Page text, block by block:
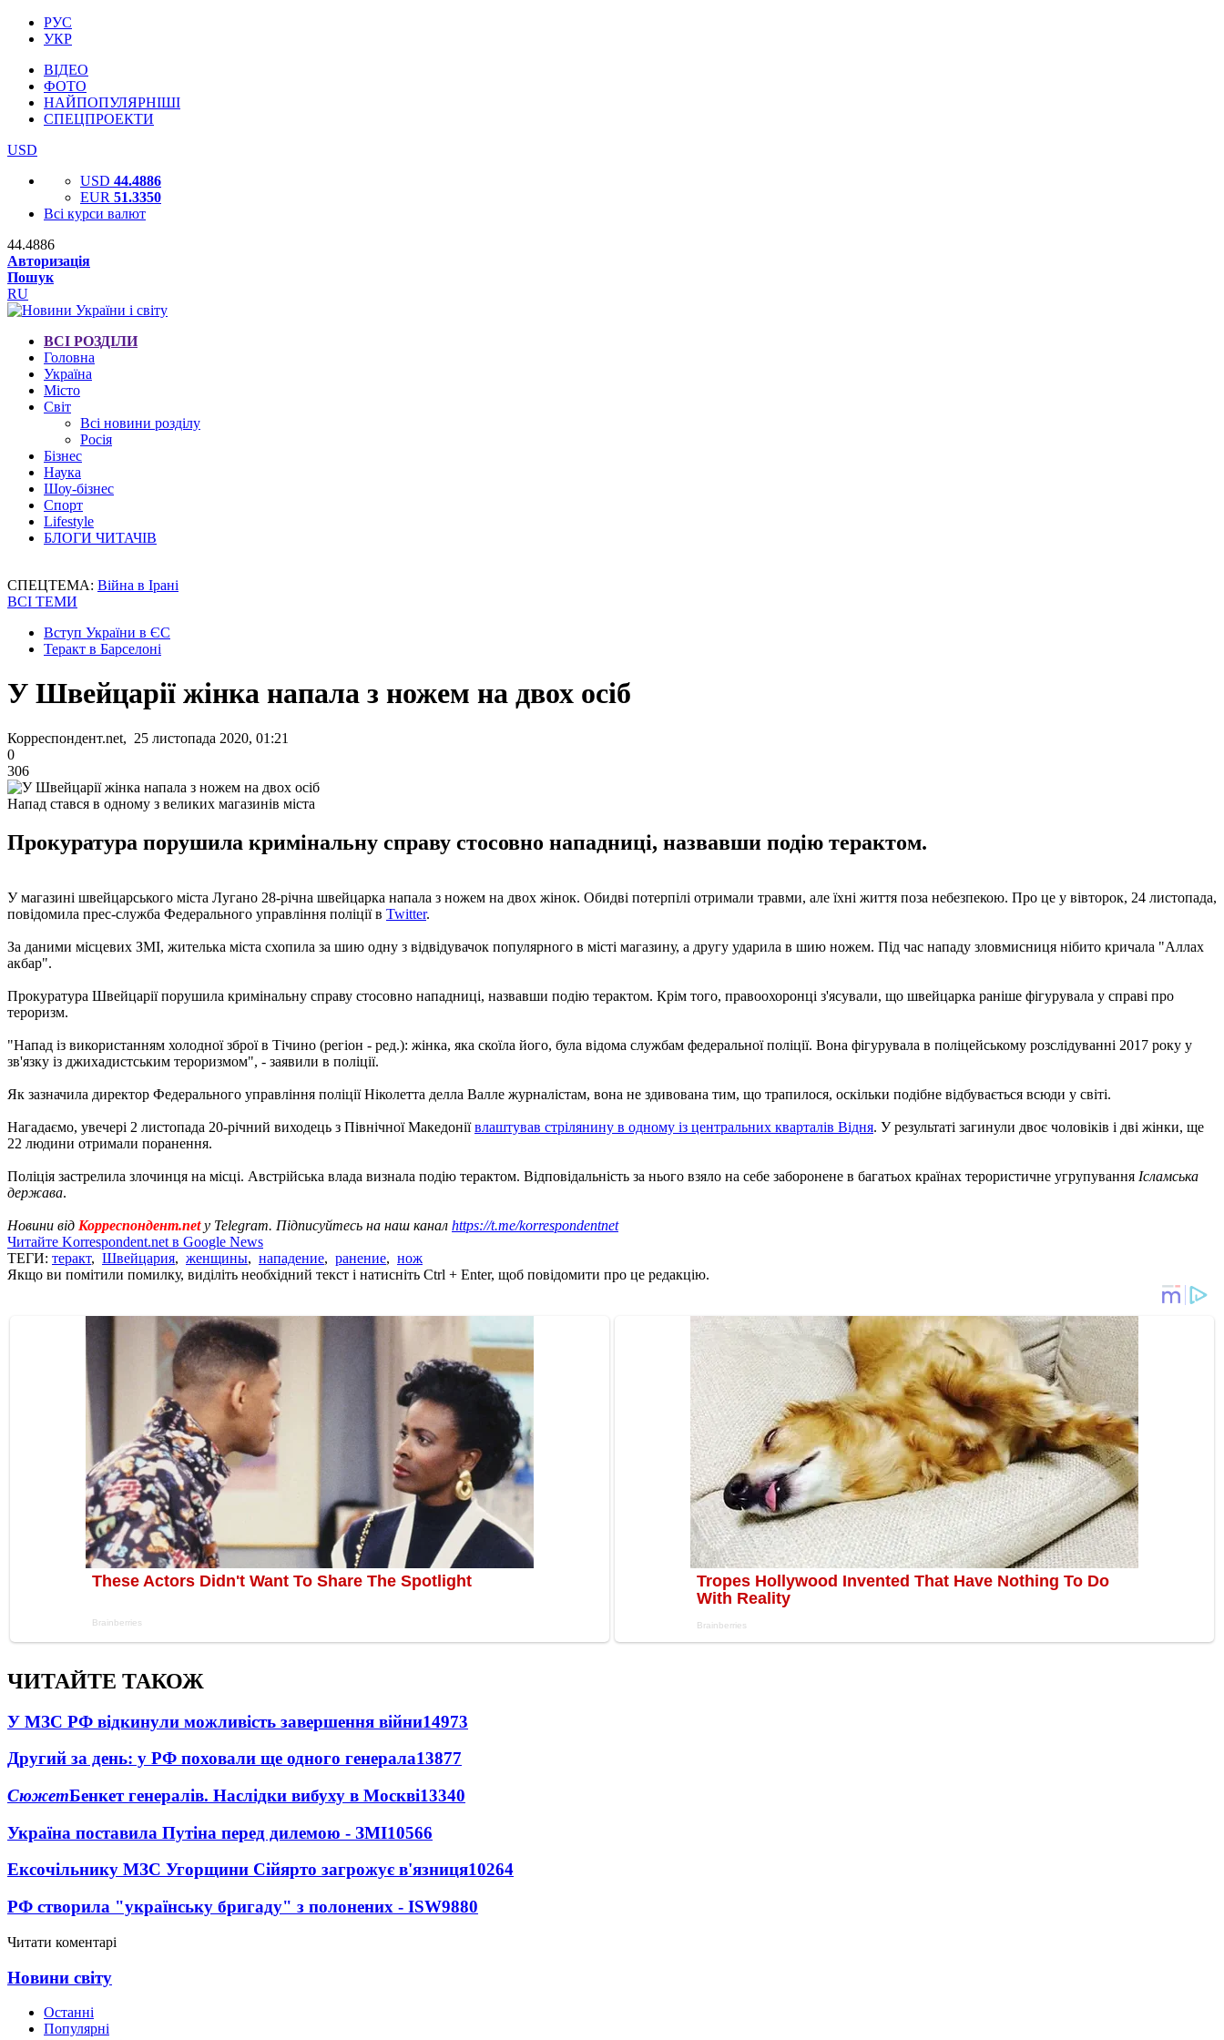
РУС
УКР
ВІДЕО
ФОТО
НАЙПОПУЛЯРНІШІ
СПЕЦПРОЕКТИ
USD
USD 44.4886
EUR 51.3350
Всі курси валют
44.4886
Авторизація
Пошук
RU
ВСІ РОЗДІЛИ
Головна
Україна
Місто
Світ
Всі новини розділу
Росія
Бізнес
Наука
Шоу-бізнес
Спорт
Lifestyle
БЛОГИ ЧИТАЧІВ
СПЕЦТЕМА: Війна в Ірані
ВСІ ТЕМИ
Вступ України в ЄС
Теракт в Барселоні
У Швейцарії жінка напала з ножем на двох осіб
Корреспондент.net, 25 листопада 2020, 01:21
0
306
Напад стався в одному з великих магазинів міста
Прокуратура порушила кримінальну справу стосовно нападниці, назвавши подію терактом.
У магазині швейцарського міста Лугано 28-річна швейцарка напала з ножем на двох жінок. Обидві потерпілі отримали травми, але їхні життя поза небезпекою. Про це у вівторок, 24 листопада,
повідомила прес-служба Федерального управління поліції в Twitter.
За даними місцевих ЗМІ, жителька міста схопила за шию одну з відвідувачок популярного в місті магазину, а другу ударила в шию ножем. Під час нападу зловмисниця нібито кричала "Аллах
акбар".
Прокуратура Швейцарії порушила кримінальну справу стосовно нападниці, назвавши подію терактом. Крім того, правоохоронці з'ясували, що швейцарка раніше фігурувала у справі про
тероризм.
"Напад із використанням холодної зброї в Тічино (регіон - ред.): жінка, яка скоїла його, була відома службам федеральної поліції. Вона фігурувала в поліцейському розслідуванні 2017 року у
зв'язку із джихадистським тероризмом", - заявили в поліції.
Як зазначила директор Федерального управління поліції Ніколетта делла Валле журналістам, вона не здивована тим, що трапилося, оскільки подібне відбувається всюди у світі.
Нагадаємо, увечері 2 листопада 20-річний виходець з Північної Македоніївлаштував стрілянину в одному із центральних кварталів Відня. У результаті загинули двоє чоловіків і дві жінки, ще
22 людини отримали поранення.
Поліція застрелила злочинця на місці. Австрійська влада визнала подію терактом. Відповідальність за нього взяло на себе заборонене в багатьох країнах терористичне угрупування Ісламська
держава.
Новини від Корреспондент.netу Telegram. Підписуйтесь на наш канал https://t.me/korrespondentnet
Читайте Korrespondent.net в Google News
ТЕГИ: теракт, Швейцария, женщины, нападение, ранение, нож
Якщо ви помітили помилку, виділіть необхідний текст і натисніть Ctrl + Enter, щоб повідомити про це редакцію.
ЧИТАЙТЕ ТАКОЖ
У МЗС РФ відкинули можливість завершення війни14973
Другий за день: у РФ поховали ще одного генерала13877
СюжетБенкет генералів. Наслідки вибуху в Москві13340
Україна поставила Путіна перед дилемою - ЗМІ10566
Ексочільнику МЗС Угорщини Сійярто загрожує в'язниця10264
РФ створила "українську бригаду" з полонених - ISW9880
Читати коментарі
Новини світу
Останні
Популярні